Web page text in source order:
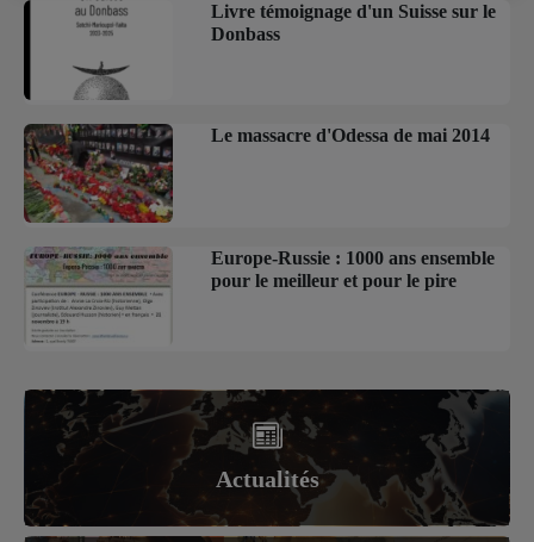
Livre témoignage d'un Suisse sur le
Donbass
Le massacre d'Odessa de mai 2014
Europe-Russie : 1000 ans ensemble
pour le meilleur et pour le pire
Actualités